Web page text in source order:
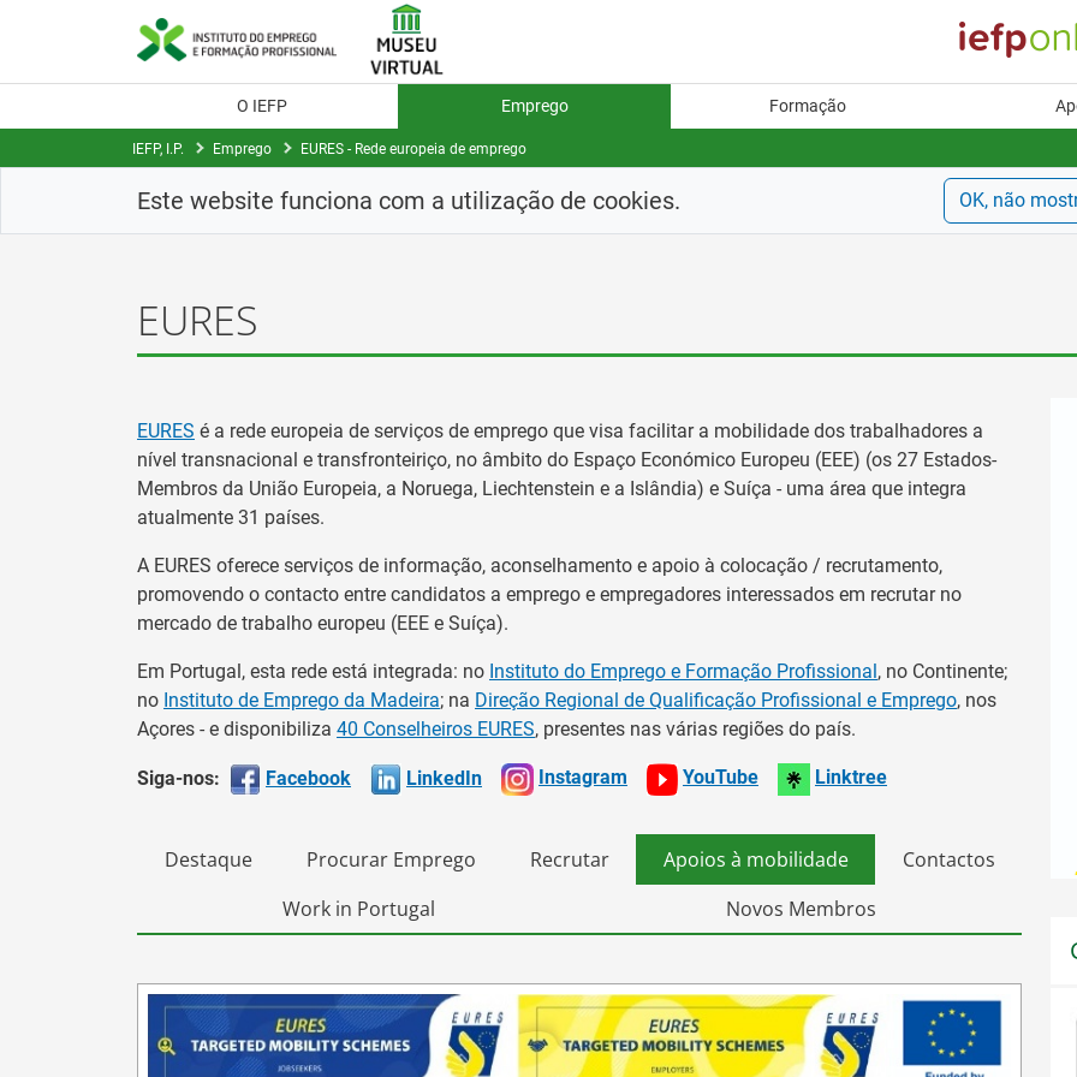
principal
O IEFP Emprego Formação
IEFP, I.P. Emprego EURES - Rede europeia de emprego
Este website funciona com a utilização de cookies. OK, não
EURES
EURES é a rede europeia de serviços de emprego que visa facilitar a mobilidade dos trabalhadores a
nível transnacional e transfronteiriço, no âmbito do Espaço Económico Europeu (EEE) (os 27 Estados-
Membros da União Europeia, a Noruega, Liechtenstein e a Islândia) e Suíça - uma área que integra
atualmente 31 países.
A EURES oferece serviços de informação, aconselhamento e apoio à colocação / recrutamento,
promovendo o contacto entre candidatos a emprego e empregadores interessados em recrutar no
mercado de trabalho europeu (EEE e Suíça).
Em Portugal, esta rede está integrada: no Instituto do Emprego e Formação Profissional, no Continente;
no Instituto de Emprego da Madeira; na Direção Regional de Qualificação Profissional e Emprego, nos
Açores - e disponibiliza 40 Conselheiros EURES, presentes nas várias regiões do país.
Siga-nos: Facebook LinkedIn Instagram YouTube Linktree
Destaque Procurar Emprego Recrutar Apoios à mobilidade
Contactos
Work in Portugal
Novos Membros